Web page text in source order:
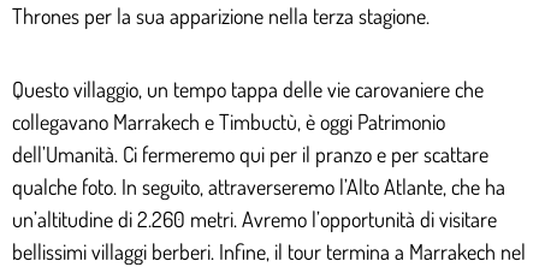
Thrones per la sua apparizione nella terza stagione.
Questo villaggio, un tempo tappa delle vie carovaniere che
collegavano Marrakech e Timbuctù, è oggi Patrimonio
dell’Umanità. Ci fermeremo qui per il pranzo e per scattare
qualche foto. In seguito, attraverseremo l’Alto Atlante, che ha
un’altitudine di 2.260 metri. Avremo l’opportunità di visitare
bellissimi villaggi berberi. Infine, il tour termina a Marrakech nel